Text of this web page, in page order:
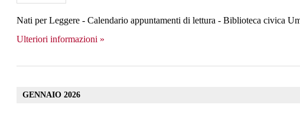
Nati per Leggere - Calendario appuntamenti di lettura - Biblioteca civica
Ulteriori informazioni »
GENNAIO 2026